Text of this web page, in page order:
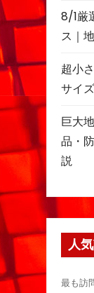
8/1厳
ス｜
超小
サイ
巨大
品・
説
人
最も訪